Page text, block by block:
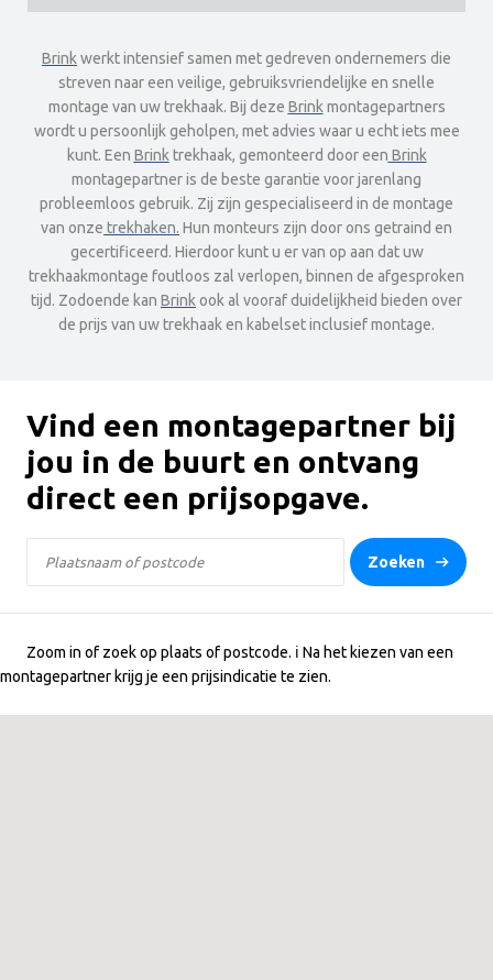
Brink werkt intensief samen met gedreven ondernemers die
streven naar een veilige, gebruiksvriendelijke en snelle
montage van uw trekhaak. Bij deze Brink montagepartners
wordt u persoonlijk geholpen, met advies waar u echt iets mee
kunt. Een Brink trekhaak, gemonteerd door een Brink
montagepartner is de beste garantie voor jarenlang
probleemloos gebruik. Zij zijn gespecialiseerd in de montage
van onze trekhaken. Hun monteurs zijn door ons getraind en
gecertificeerd. Hierdoor kunt u er van op aan dat uw
trekhaakmontage foutloos zal verlopen, binnen de afgesproken
tijd. Zodoende kan Brink ook al vooraf duidelijkheid bieden over
de prijs van uw trekhaak en kabelset inclusief montage.
Vind een montagepartner bij
jou in de buurt en ontvang
direct een prijsopgave.
Zoeken
Zoom in of zoek op plaats of postcode. ℹ️ Na het kiezen van een
montagepartner krijg je een prijsindicatie te zien.